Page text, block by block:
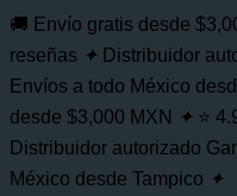
🚚 Envío gratis desde
reseñas ✦ Distribuidor
Envíos a todo México
desde $3,000 MXN
✦ ⭐
Distribuidor autorizado
México desde Tampico ✦